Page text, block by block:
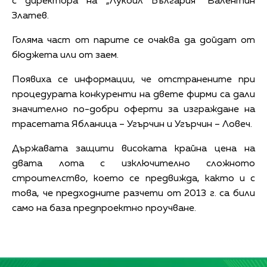
Златев.
Голяма част от парите се очаква да дойдат от
бюджета или от заем.
Появиха се информации, че отстранените при
процедурата конкуренти на двете фирми са дали
значително по-добри оферти за изграждане на
трасетата Ябланица – Угърчин и Угърчин – Ловеч.
Държавата защити високата крайна цена на
двата лота с изключително сложното
строителство, което се предвижда, както и с
това, че предходните разчети от 2013 г. са били
само на база предпроектно проучване.